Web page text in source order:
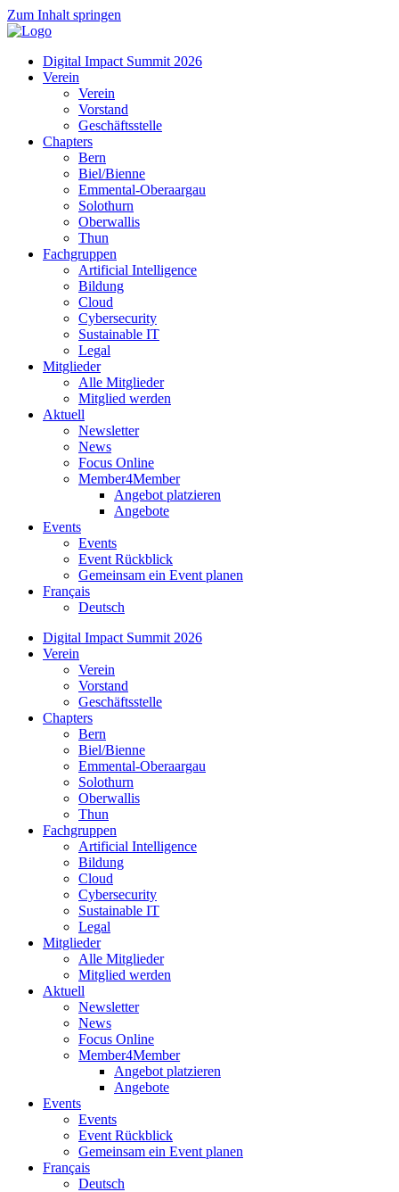
Zum Inhalt springen
Digital Impact Summit 2026
Verein
Verein
Vorstand
Geschäftsstelle
Chapters
Bern
Biel/Bienne
Emmental-Oberaargau
Solothurn
Oberwallis
Thun
Fachgruppen
Artificial Intelligence
Bildung
Cloud
Cybersecurity
Sustainable IT
Legal
Mitglieder
Alle Mitglieder
Mitglied werden
Aktuell
Newsletter
News
Focus Online
Member4Member
Angebot platzieren
Angebote
Events
Events
Event Rückblick
Gemeinsam ein Event planen
Français
Deutsch
Digital Impact Summit 2026
Verein
Verein
Vorstand
Geschäftsstelle
Chapters
Bern
Biel/Bienne
Emmental-Oberaargau
Solothurn
Oberwallis
Thun
Fachgruppen
Artificial Intelligence
Bildung
Cloud
Cybersecurity
Sustainable IT
Legal
Mitglieder
Alle Mitglieder
Mitglied werden
Aktuell
Newsletter
News
Focus Online
Member4Member
Angebot platzieren
Angebote
Events
Events
Event Rückblick
Gemeinsam ein Event planen
Français
Deutsch